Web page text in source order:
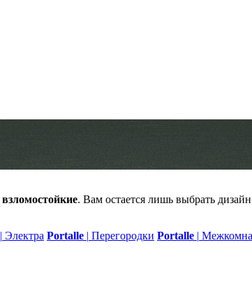
взломостойкие. Вам остается лишь выбрать
| Электра Portalle | Перегородки Portalle |